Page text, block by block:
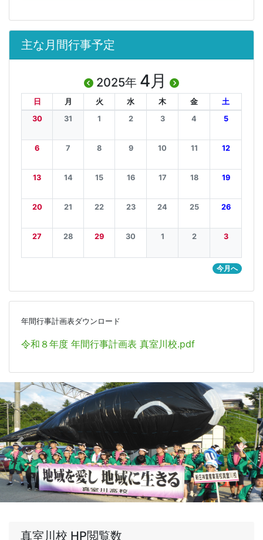
主な月間行事予定
2025年 4月
日 月 火 水 木 金
土
30
31 1 2 3 4 5
6 7 8 9 10 11 12
13 14 15 16 17 18 19
20 21 22 23 24 25 26
27 28 29 30 1 2 3
今月へ
年間行事計画表ダウンロード
令和８年度 年間行事計画表 真室川校.pdf
Previous Next
真室川校 HP閲覧数